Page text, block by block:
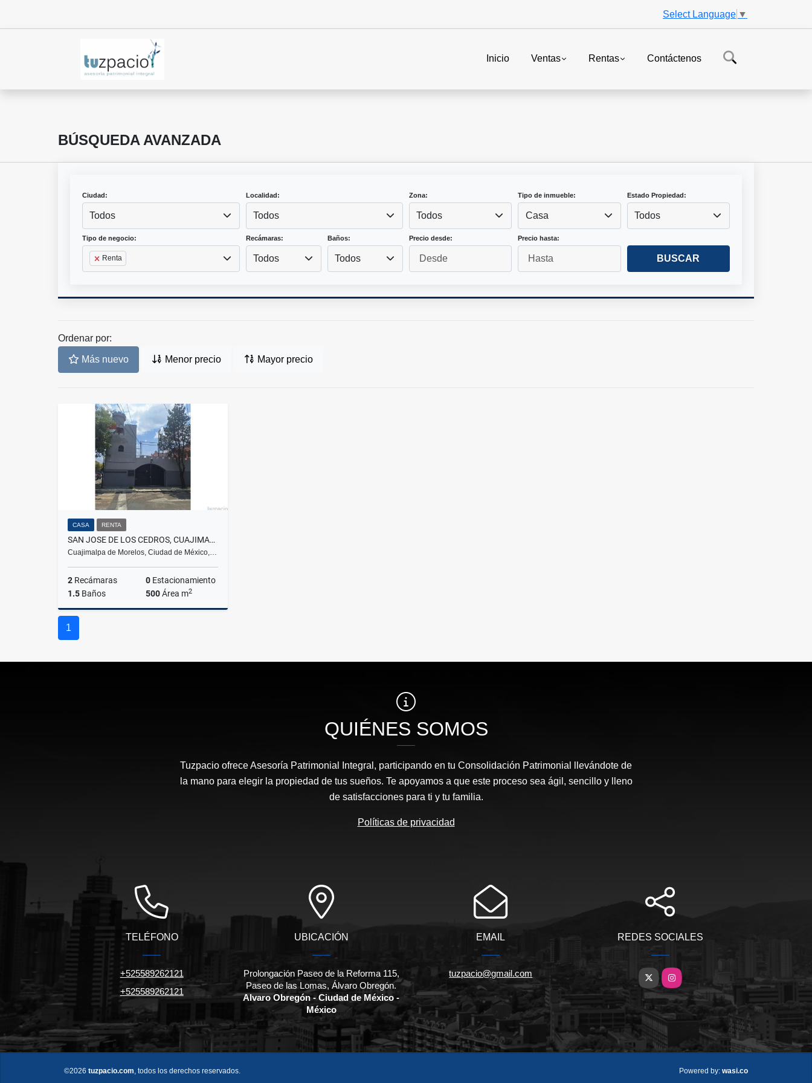
Select Language ▼
Inicio Ventas Rentas Contáctenos
BÚSQUEDA AVANZADA
Ciudad:
Todos
Localidad:
Todos
Zona:
Todos
Tipo de inmueble:
Casa
Estado Propiedad:
Todos
Tipo de negocio:
Renta
Recámaras:
Todos
Baños:
Todos
Precio desde: Precio hasta:
BUSCAR
Ordenar por:
Más nuevo Menor precio Mayor precio
CASA RENTA
SAN JOSE DE LOS CEDROS, CUAJIMALPA. CASA CON USO DE SUELO (2142)
Cuajimalpa de Morelos, Ciudad de México,…
2 Recámaras 0 Estacionamiento
1.5 Baños 500Área m2
1
QUIÉNES SOMOS
Tuzpacio ofrece Asesoría Patrimonial Integral, participando en tu Consolidación Patrimonial llevándote de
la mano para elegir la propiedad de tus sueños. Te apoyamos a que este proceso sea ágil, sencillo y lleno
de satisfacciones para ti y tu familia.
Políticas de privacidad
TELÉFONO
+525589262121
+525589262121
UBICACIÓN
Prolongación Paseo de la Reforma 115,
Paseo de las Lomas, Álvaro Obregón.
Alvaro Obregón - Ciudad de México -
México
EMAIL
tuzpacio@gmail.com
REDES SOCIALES
X Instagram
©2026 tuzpacio.com, todos los derechos reservados. Powered by: wasi.co